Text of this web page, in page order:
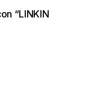
“LINKIN